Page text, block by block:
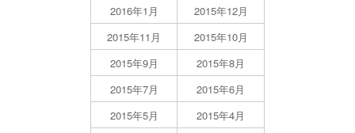
2016年1月
2015年12月
2015年11月
2015年10月
2015年9月
2015年8月
2015年7月
2015年6月
2015年5月
2015年4月